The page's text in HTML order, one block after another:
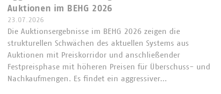
Auktionen im BEHG 2026
23.07.2026
Die Auktionsergebnisse im BEHG 2026 zeigen die
strukturellen Schwächen des aktuellen Systems aus
Auktionen mit Preiskorridor und anschließender
Festpreisphase mit höheren Preisen für Überschuss- und
Nachkaufmengen. Es findet ein aggressiver…